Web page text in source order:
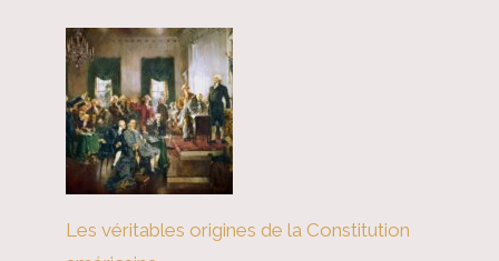
Les véritables origines de la Constitution